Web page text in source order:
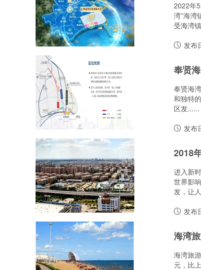
2022年
湾”海湾
受海湾
发布
奉贤
奉贤海
和独特
区发......
发布
2018
进入新
世界影
发，让
发布
海湾
海湾旅
元，比